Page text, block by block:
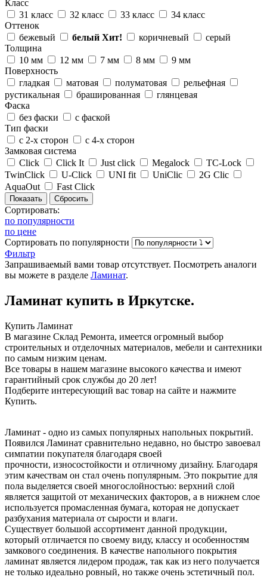
Класс
31 класс
32 класс 33 класс
34 класс
Оттенок
бежевый
белый Хит! коричневый
серый
Толщина
10 мм
12 мм 7 мм 8 мм
9 мм
Поверхность
гладкая
матовая полуматовая
рельефная
рустикальная
брашированная
глянцевая
Фаска
без фаски
с фаской
Тип фаски
с 2-х сторон
с 4-х сторон
Замковая система
Click
Click It Just click Megalock
TC-Lock
TwinClick
U-Click UNI fit UniClic
2G Clic
AquaOut
Fast Click
Сортировать:
по популярности
по цене
Сортировать по популярности
Фильтр
Запрашиваемый вами товар отсутствует. Посмотреть аналоги
вы можете в разделе Ламинат.
Ламинат купить в Иркутске.
Купить Ламинат
В магазине Склад Ремонта, имеется огромный выбор
строительных и отделочных материалов, мебели и сантехники
по самым низким ценам.
Все товары в нашем магазине высокого качества и имеют
гарантийный срок службы до 20 лет!
Подберите интересующий вас товар на сайте и нажмите
Купить.
Ламинат - одно из самых популярных напольных покрытий.
Появился Ламинат сравнительно недавно, но быстро завоевал
симпатии покупателя благодаря своей
прочности, износостойкости и отличному дизайну. Благодаря
этим качествам он стал очень популярным. Это покрытие для
пола выделяется своей многослойностью: верхний слой
является защитой от механических факторов, а в нижнем слое
используется промасленная бумага, которая не допускает
разбухания материала от сырости и влаги.
Существует большой ассортимент данной продукции,
который отличается по своему виду, классу и особенностям
замкового соединения. В качестве напольного покрытия
ламинат является лидером продаж, так как из него получается
не только идеально ровный, но также очень эстетичный пол.